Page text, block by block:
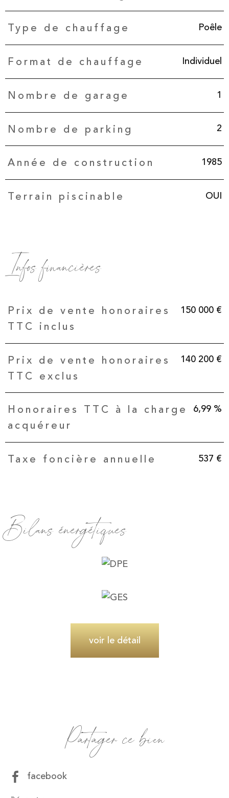
Type de chauffage Poêle
Format de chauffage Individuel
Nombre de garage 1
Nombre de parking 2
Année de construction 1985
Terrain piscinable OUI
Infos financières
Caractéristiques Valeurs
Prix de vente honoraires
TTC inclus
150 000 €
Prix de vente honoraires
TTC exclus
140 200 €
Honoraires TTC à la charge
acquéreur
6,99 %
Taxe foncière annuelle 537 €
Bilans énergétiques
voir le détail
Partager ce bien
facebook